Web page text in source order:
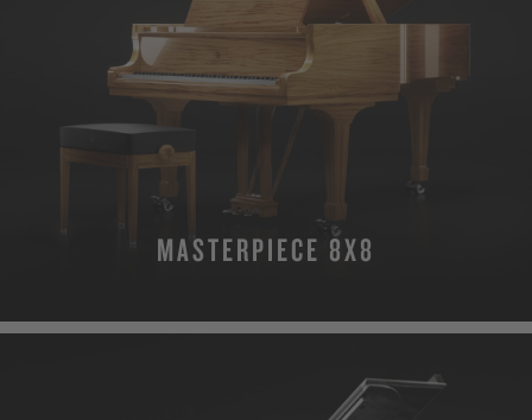
MASTERPIECE 8X8